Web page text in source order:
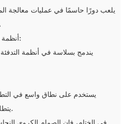
يلعب دورًا حاسمًا في عمليات معالجة
حركة المياه والمواد الكيميائية.
أنظمة التدفئة والتهوية وتكييف الهواء:
يندمج بسلاسة في أنظمة التدفئة
يستخدم على نطاق واسع في
يتطلب صمام كروي متين وموثوق.